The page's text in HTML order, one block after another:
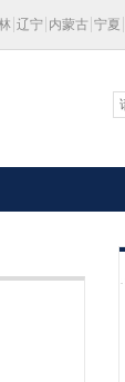
辽宁 内蒙古 宁夏